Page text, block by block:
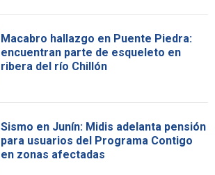
Macabro hallazgo en Puente Piedra:
encuentran parte de esqueleto en
ribera del río Chillón
Sismo en Junín: Midis adelanta pensión
para usuarios del Programa Contigo
en zonas afectadas